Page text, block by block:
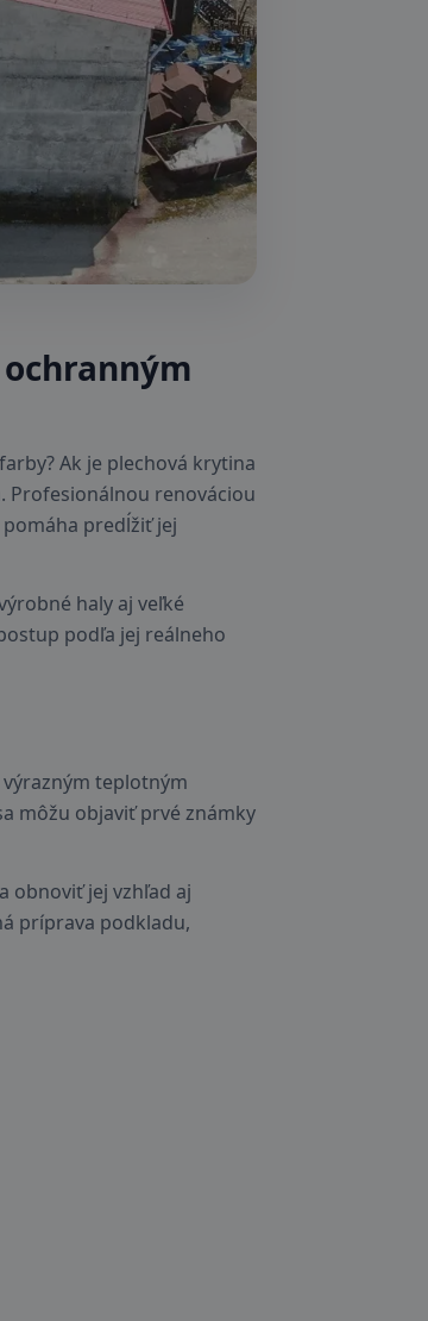
Ak je plechová krytina
Profesionálnou renováciou
predĺžiť jej
haly aj veľké
podľa jej reálneho
výrazným teplotným
môžu objaviť prvé známky
obnoviť jej vzhľad aj
príprava podkladu,